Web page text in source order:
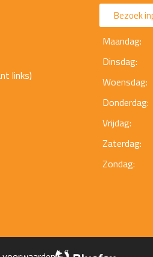
links)
Bezoek
Maandag:
Dinsdag:
Woensdag:
Donderdag:
Vrijdag:
Zaterdag:
Zondag: